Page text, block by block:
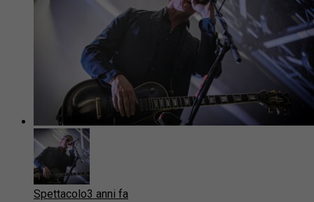
Spettacolo3 anni fa